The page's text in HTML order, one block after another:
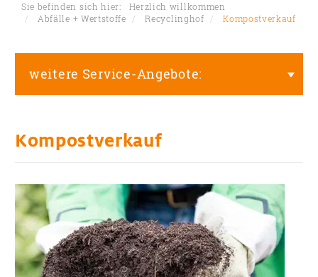
Sie befinden sich hier: Herzlich willkommen
Abfälle + Wertstoffe
Recyclinghof Kompostverkauf
weitere Service-Angebote:
Kompostverkauf